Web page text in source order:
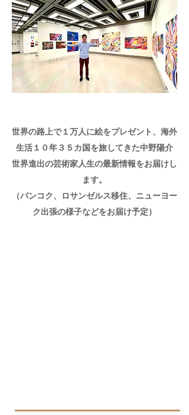
世界の路上で１万人に絵をプレゼント、海外
生活１０年３５カ国を旅してきた中野陽介
世界進出の​芸術家人生の最新情報をお届けし
ます。
（バンコク、ロサンゼルス移住、ニューヨー
ク出張の様子などをお届け予定）